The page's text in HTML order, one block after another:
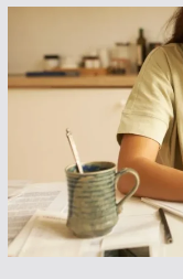
guadagna
Isobel
Kinnear
ad
Amici
come